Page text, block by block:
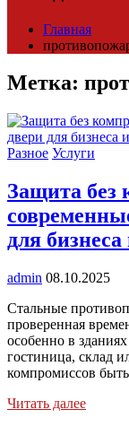
Главная
Метка:
Разное Услуги
Защита без
для
admin 08.10.2025
Стальные
проверенная
особенно в
гостиница, склад
компромиссов
Читать далее